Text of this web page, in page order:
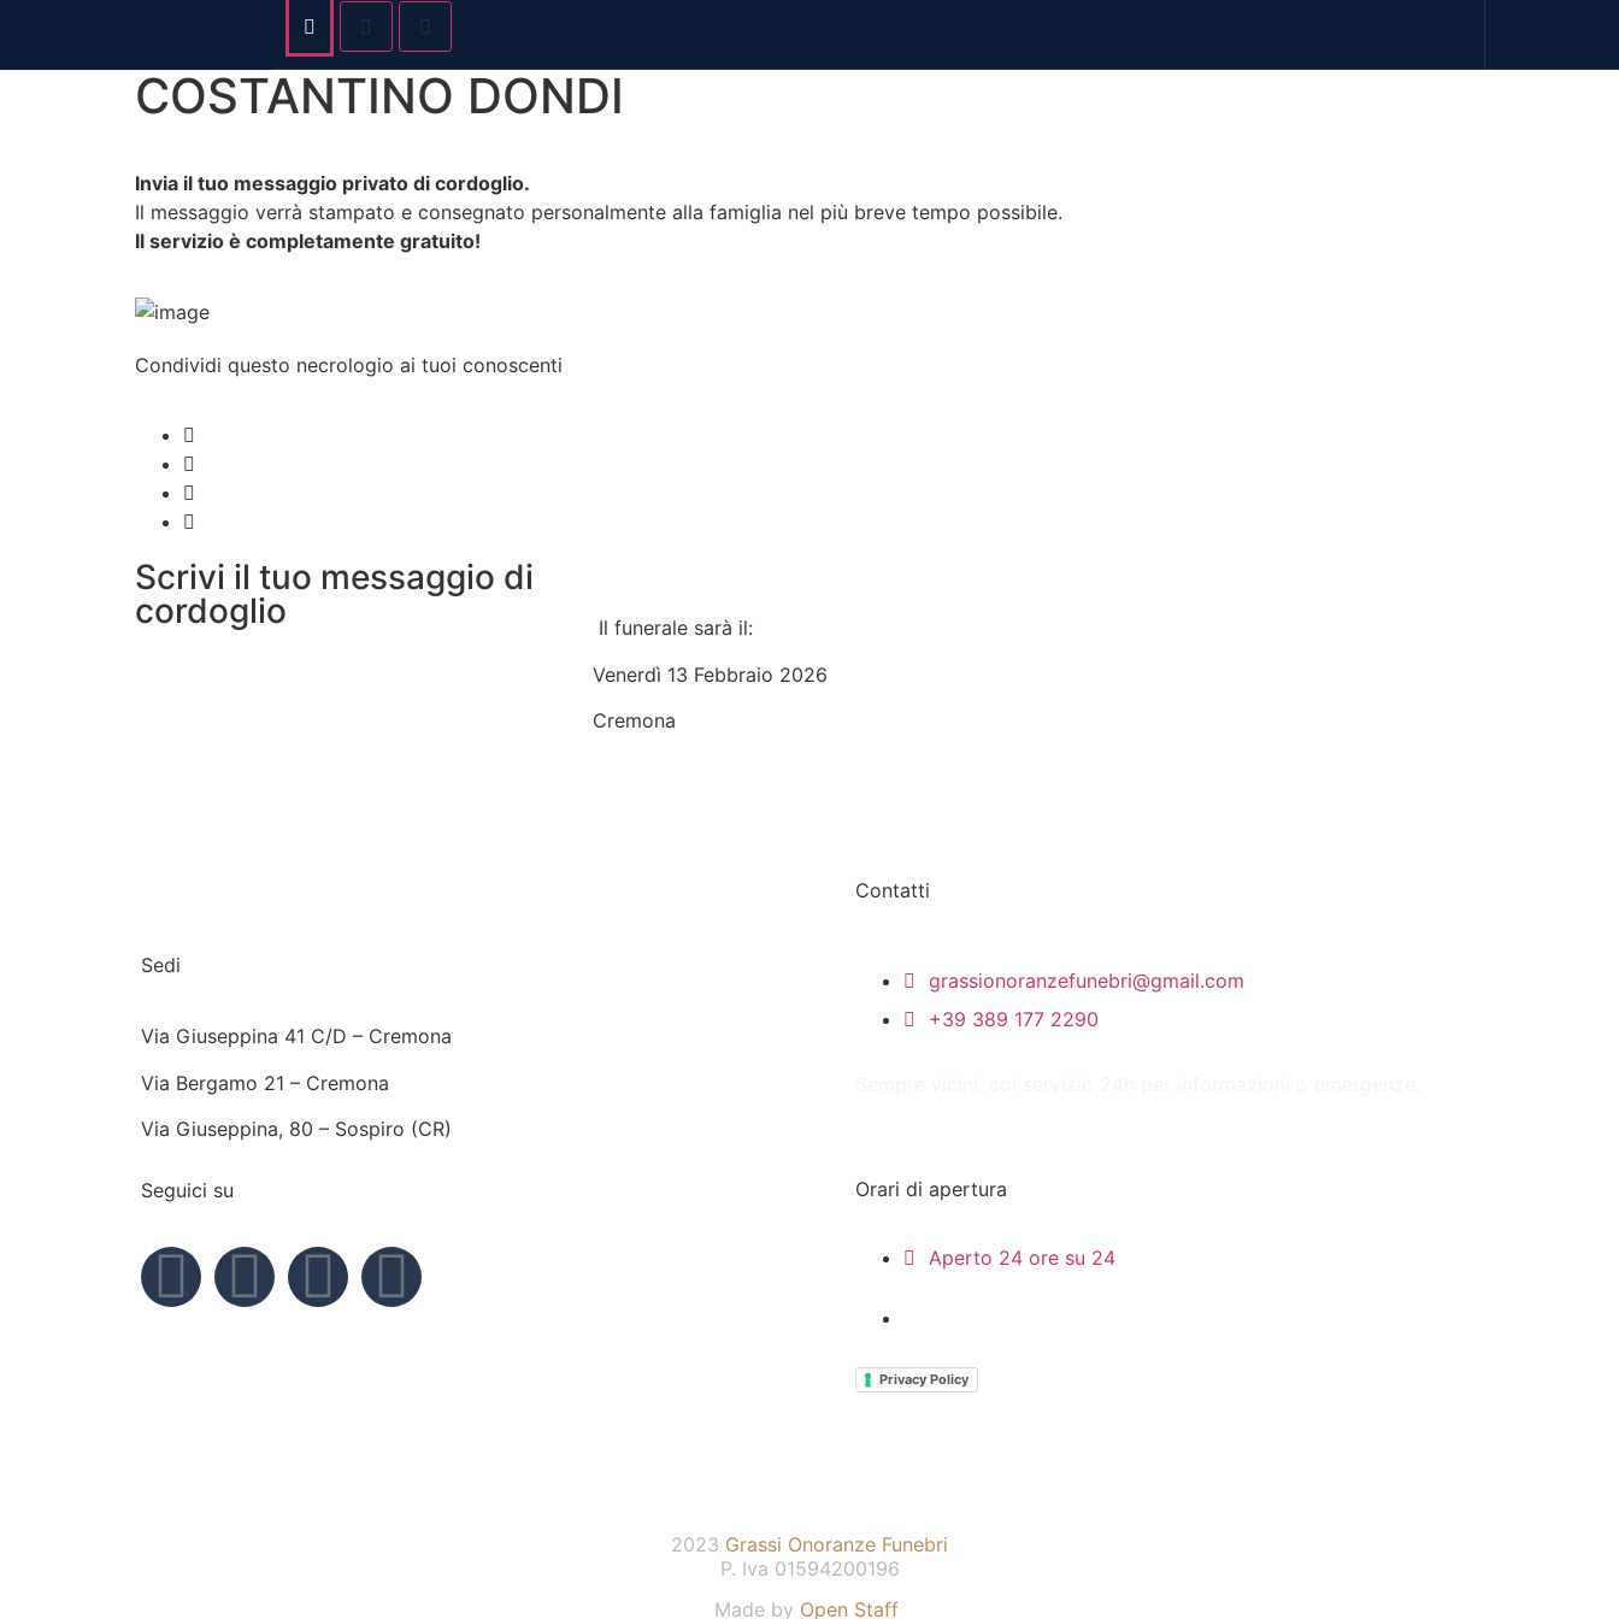
COSTANTINO DONDI
Invia il tuo messaggio privato di cordoglio.
Il messaggio verrà stampato e consegnato personalmente alla famiglia nel più breve tempo possibile.
Il servizio è completamente gratuito!
Condividi questo necrologio ai tuoi conoscenti
Scrivi il tuo messaggio di
cordoglio
Il funerale sarà il:
Venerdì 13 Febbraio 2026
Cremona
Sedi
Via Giuseppina 41 C/D – Cremona
Via Bergamo 21 – Cremona
Via Giuseppina, 80 – Sospiro (CR)
Seguici su
Contatti
grassionoranzefunebri@gmail.com
+39 389 177 2290
Orari di apertura
Aperto 24 ore su 24
Privacy Policy
2023 Grassi Onoranze Funebri
P. Iva 01594200196
Made by Open Staff